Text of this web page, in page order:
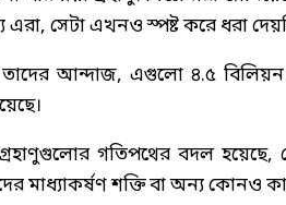
এরা, সেটা এখনও স্পষ্ট করে ধরা
তাদের আন্দাজ, এগুলো ৪.‌৫
গতিপথের বদল হয়েছে,
মাধ্যাকর্ষণ শক্তি বা অন্য কোনও